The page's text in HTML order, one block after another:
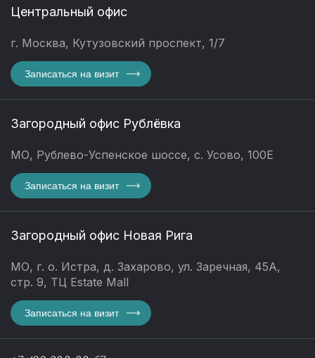
Центральный офис
г. Москва, Кутузовский проспект, 1/7
Записаться на визит
Загородный офис Рублёвка
МО, Рублево-Успенское шоссе, с. Усово, 100Е
Записаться на визит
Загородный офис Новая Рига
МО, г. о. Истра, д. Захарово, ул. Заречная, 45А,
стр. 9, ТЦ Estate Mall
Записаться на визит